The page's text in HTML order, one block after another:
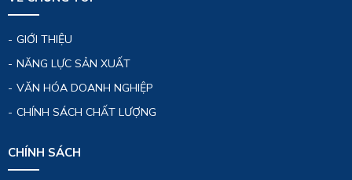
GIỚI THIỆU
NĂNG LỰC SẢN XUẤT
VĂN HÓA DOANH NGHIỆP
CHÍNH SÁCH CHẤT LƯỢNG
CHÍNH SÁCH